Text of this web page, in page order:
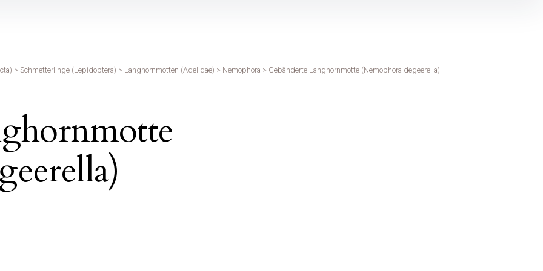
> Schmetterlinge (Lepidoptera) > Langhornmotten (Adelidae) > Nemophora > Gebänderte Langhornmotte (Nemophora degeerella)